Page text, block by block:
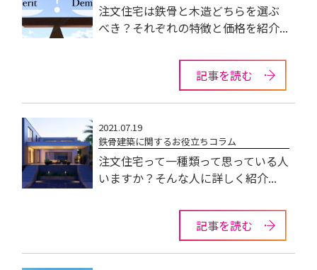
注文住宅は鉄骨と木造どちらを選ぶ
べき？それぞれの特徴と価格を紹介...
記事を読む
2021.07.19
鉄骨建築に関するお役立ちコラム
注文住宅って一種類って思っている人
いますか？そんな人に詳しく紹介...
記事を読む